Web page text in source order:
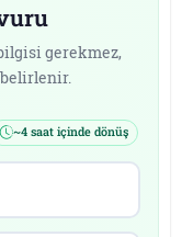
gerekmez,
~4 saat içinde dönüş